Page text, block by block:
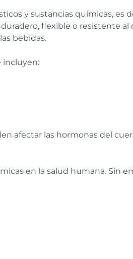
y sustancias químicas, es
flexible o resistente al
bebidas.
incluyen:
afectar las hormonas del
en la salud humana. Sin